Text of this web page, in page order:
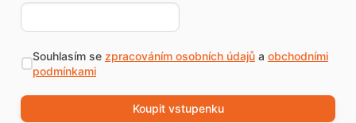
Souhlasím se zpracováním osobních údajůa obchodními
podmínkami
Koupit vstupenku